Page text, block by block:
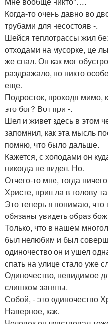
Когда-то очень давно во
трубами для несостояв -.
Шейся теплотрассы жил
отходами на мусорке, це
же спал. Он как мог
раздражало, но никто
еще.
Подросток, проходя мимо,
это бог? Вот при -.
Шел и живет здесь в этом
запомнил, как эта мысль
помню, что было дальше.
Кажется, с холодами он
никогда не видел. Но.
Отчего-то мне, тогда
Христе, пришла в голову
Это теперь я понимаю,
обязаны увидеть образ
Только, что в нашем
был нелюбим и был
одиночество он и ушел
спать на улице стало уже
Одиночество, невидимое
слишком заняты.
Собой, - это одиночество
Наверное, как.